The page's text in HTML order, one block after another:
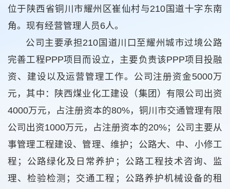
位于陕西省铜川市耀州区崔仙村与210国道十字东南
角。现有经营管理人员6人。
公司主要承担210国道川口至耀州城市过境公路
完善工程PPP项目而设立，主要负责该PPP项目投融
资、建设以及运营管理工作。公司注册资金5000万
元，其中：陕西煤业化工建设（集团）有限公司出资
4000万元，占注册资本的80%，铜川市交通管理有限
公司出资1000万元，占注册资本的20%；公司主要从
事管理工程建设、管理、维护；公路大、中、小修工
程；公路绿化及日常养护；公路工程技术咨询、监
理、检验检测；交通工程；公路养护机械设备的租